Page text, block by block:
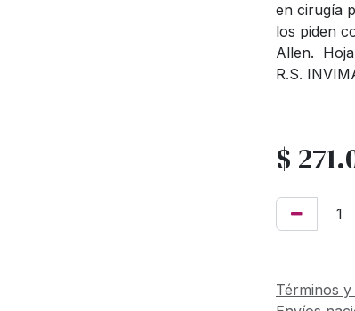
en cirugía
los piden
Allen.
R.S.
$
Términos